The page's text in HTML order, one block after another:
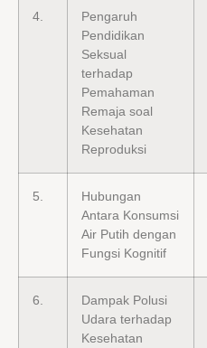
4.
Pengaruh
Pendidikan
Seksual
terhadap
Pemahaman
Remaja soal
Kesehatan
Reproduksi
5.
Hubungan
Antara Konsumsi
Air Putih dengan
Fungsi Kognitif
6.
Dampak Polusi
Udara terhadap
Kesehatan